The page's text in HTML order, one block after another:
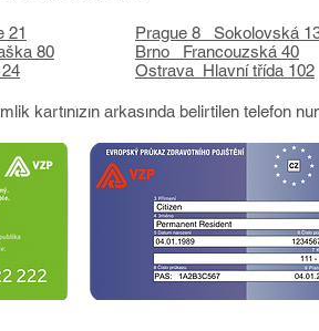
21
80
Prague 8 Sokolovská
Brno Francouzská 40
Ostrava Hlavní třída 102
kartınızın arkasında belirtilen telefon